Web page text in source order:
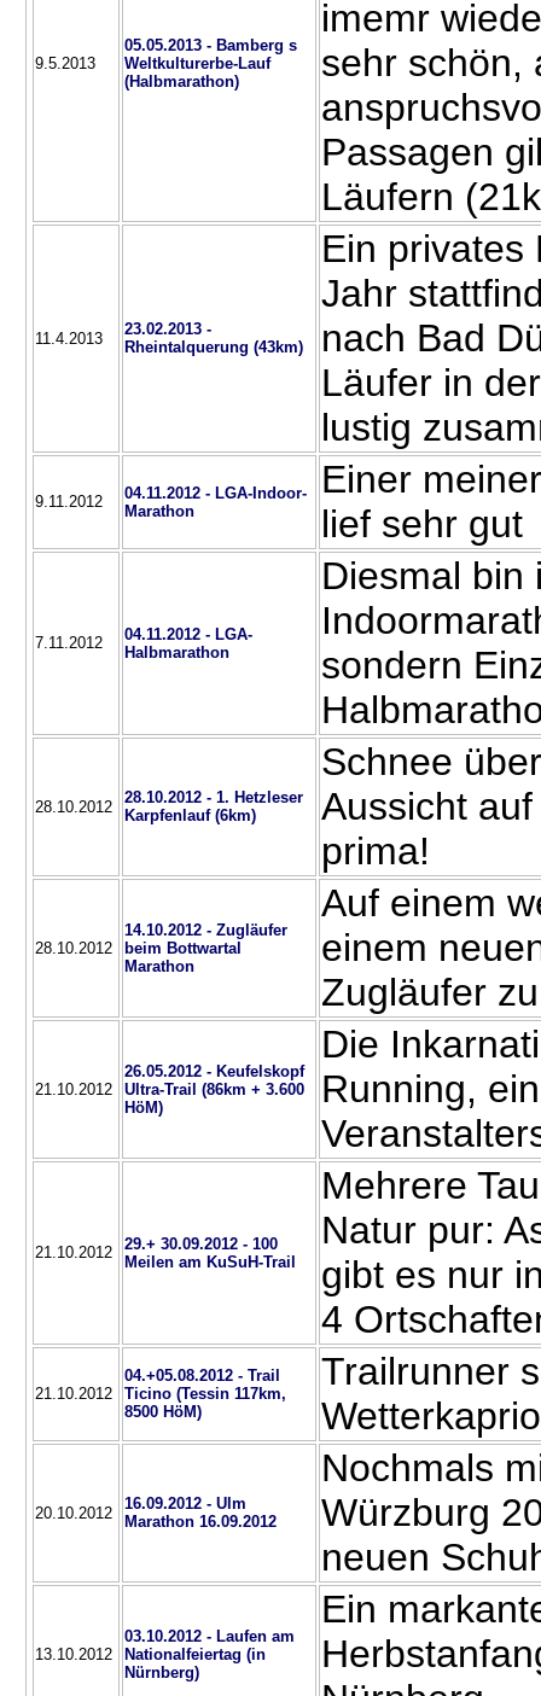
9.5.2013
05.05.2013 - Bamberg s
Weltkulturerbe-Lauf
(Halbmarathon)
imemr
sehr schön,
Passagen
Läufern
11.4.2013
23.02.2013 -
Rheintalquerung (43km)
Ein privates
Jahr
nach Bad
Läufer in
lustig
9.11.2012
04.11.2012 - LGA-Indoor-
Marathon
Einer
lief sehr gut
7.11.2012
04.11.2012 - LGA-
Halbmarathon
Diesmal bin
sondern
28.10.2012
28.10.2012 - 1. Hetzleser
Karpfenlauf (6km)
Schnee
Aussicht
prima!
28.10.2012
14.10.2012 - Zugläufer
beim Bottwartal
Marathon
Auf einem
einem
Zugläufer
21.10.2012
26.05.2012 - Keufelskopf
Ultra-Trail (86km + 3.600
HöM)
Die
Running,
21.10.2012
29.+ 30.09.2012 - 100
Meilen am KuSuH-Trail
Mehrere
Natur pur:
gibt es nur
4
21.10.2012
04.+05.08.2012 - Trail
Ticino (Tessin 117km,
8500 HöM)
Trailrunner
20.10.2012
16.09.2012 - Ulm
Marathon 16.09.2012
Nochmals
Würzburg
neuen
13.10.2012
03.10.2012 - Laufen am
Nationalfeiertag (in
Nürnberg)
Ein